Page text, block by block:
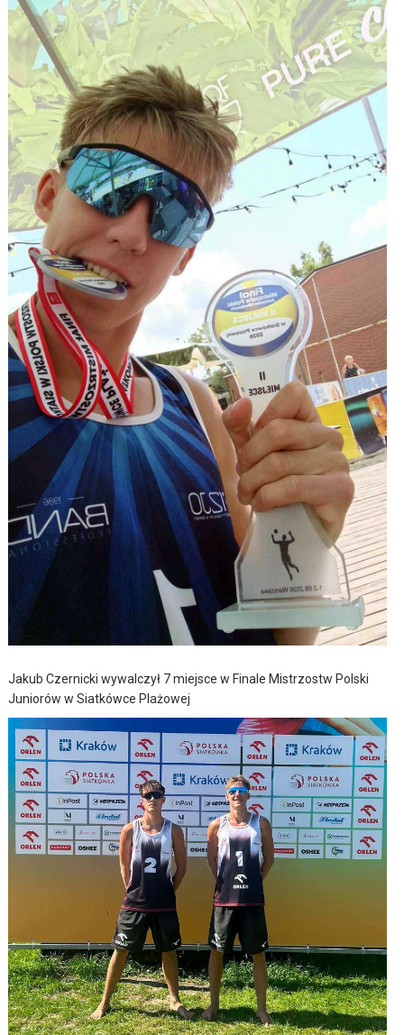
Jakub Czernicki wywalczył 7 miejsce w Finale Mistrzostw Polski
Juniorów w Siatkówce Plażowej